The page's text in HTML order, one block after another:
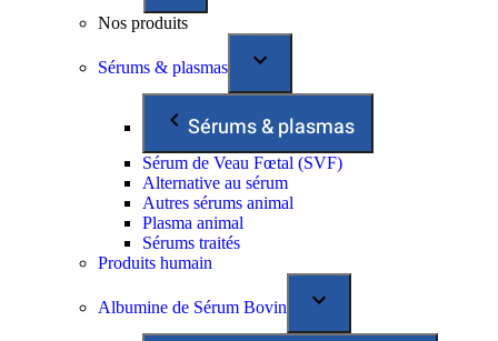
Nos produits
Sérums & plasmas
Sérums & plasmas
Sérum de Veau Fœtal (SVF)
Alternative au sérum
Autres sérums animal
Plasma animal
Sérums traités
Produits humain
Albumine de Sérum Bovin